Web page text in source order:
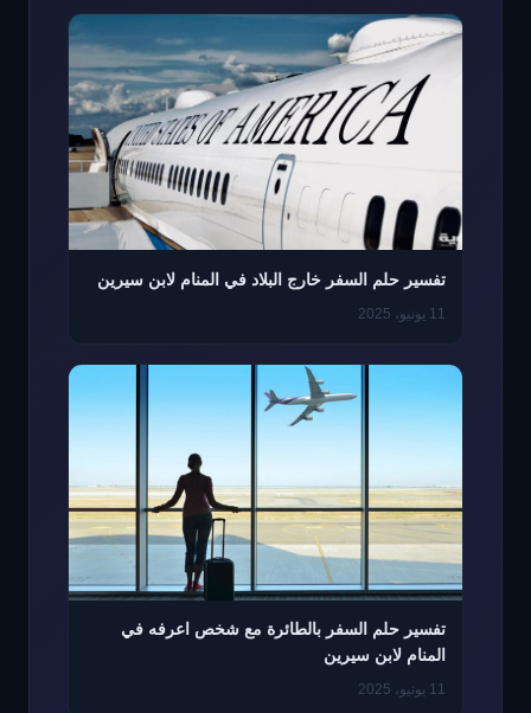
تفسير حلم السفر خارج البلاد في المنام لابن سيرين
11 يونيو، 2025
تفسير حلم السفر بالطائرة مع شخص اعرفه في
المنام لابن سيرين
11 يونيو، 2025